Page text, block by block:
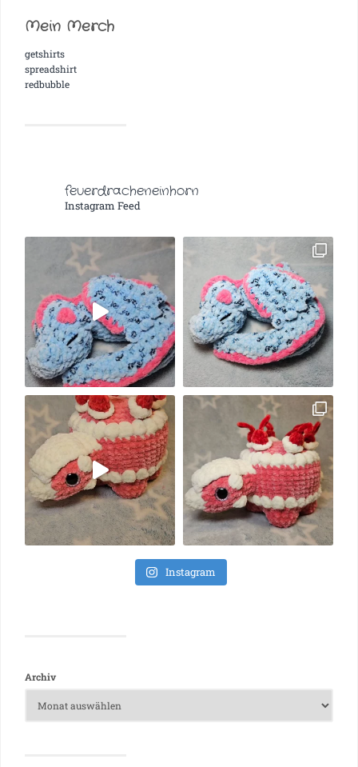
Mein Merch
getshirts
spreadshirt
redbubble
feuerdracheneinhorn
Instagram Feed
Instagram
Archiv